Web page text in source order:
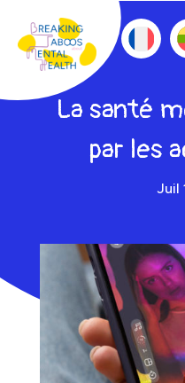
La santé
par les
Juil